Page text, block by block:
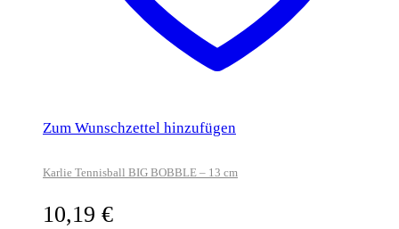
Zum Wunschzettel hinzufügen
Karlie Tennisball BIG BOBBLE – 13 cm
10,19 €